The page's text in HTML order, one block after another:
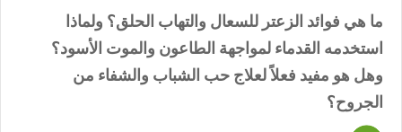
ما هي فوائد الزعتر للسعال والتهاب الحلق؟ ولماذا
استخدمه القدماء لمواجهة الطاعون والموت الأسود؟
وهل هو مفيد فعلاً لعلاج حب الشباب والشفاء من
الجروح؟